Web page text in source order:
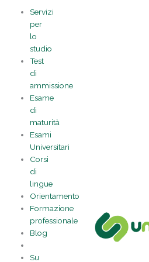
contenuto
Servizi
per
lo
studio
Test
di
ammissione
Esame
di
maturità
Esami
Universitari
Corsi
di
lingue
Orientamento
Formazione
professionale
Blog
Su